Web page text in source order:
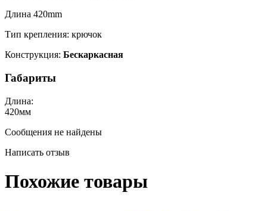
Длина 420mm
Тип крепления: крючок
Конструкция: Бескаркасная
Габариты
Длина:
420мм
Сообщения не найдены
Написать отзыв
Похожие товары